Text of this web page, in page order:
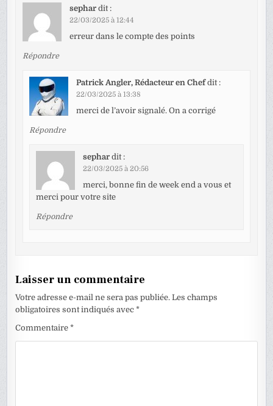
sephar dit :
22/03/2025 à 12:44
erreur dans le compte des points
Répondre
Patrick Angler, Rédacteur en Chef dit :
22/03/2025 à 13:38
merci de l’avoir signalé. On a corrigé
Répondre
sephar dit :
22/03/2025 à 20:56
merci, bonne fin de week end a vous et
merci pour votre site
Répondre
Laisser un commentaire
Votre adresse e-mail ne sera pas publiée. Les champs
obligatoires sont indiqués avec*
Commentaire*